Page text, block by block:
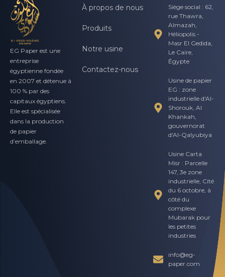
EG Paper est une
entreprise
égyptienne fondée
en 2007 et détenue à
100 % par des
capitaux égyptiens.
Elle est spécialisée
dans la production
de papier
d’emballage.
À propos de nous
Produits
Notre usine
Contactez-nous
Siège social : 62,
rue Thawra,
Almazah,
Héliopolis -
Masr El Gedida,
Le Caire,
Égypte
Usine de papier
EG : zone
industrielle d'Al-
Shorouk, Al
Khankah,
gouvernorat
d'Al-Qalyubiya
Usine Carta
Misr : Parcelle
147, 3e zone
industrielle, Cité
du 6 octobre, à
côté du
complexe
Mubarak pour
les petites
industries
info@eg-
paper.com